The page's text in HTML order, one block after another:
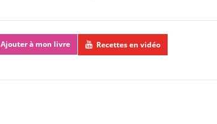
Ajouter à mon livre Recettes en vidéo